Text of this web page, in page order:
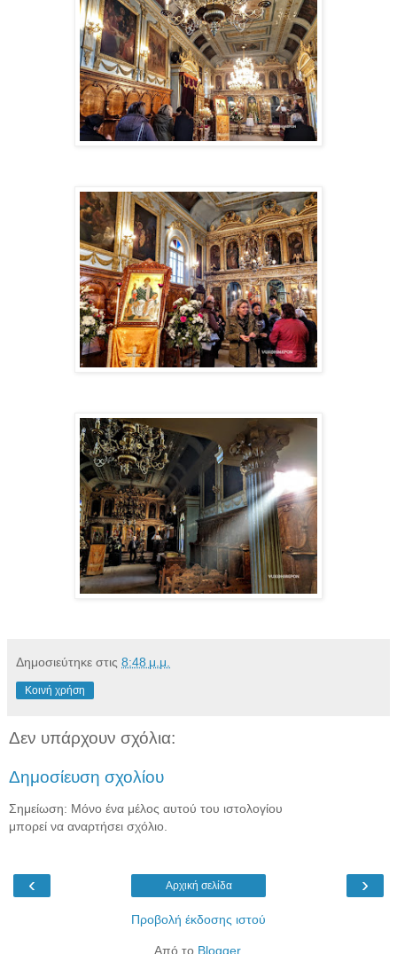
Δημοσιεύτηκε στις 8:48 μ.μ.
Κοινή χρήση
Δεν υπάρχουν σχόλια:
Δημοσίευση σχολίου
Σημείωση: Μόνο ένα μέλος αυτού του ιστολογίου
μπορεί να αναρτήσει σχόλιο.
‹ ›
Αρχική σελίδα
Προβολή έκδοσης ιστού
Από το Blogger.